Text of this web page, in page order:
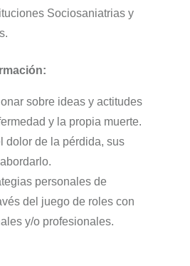
Sociosaniatrias y
sobre ideas y actitudes
y la propia muerte.
dolor de la pérdida, sus
personales de
del juego de roles con
y/o profesionales.